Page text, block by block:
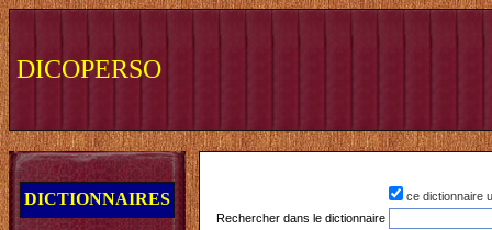
DICOPERSO
DICTIONNAIRES
ce dictionnaire
Rechercher dans le dictionnaire